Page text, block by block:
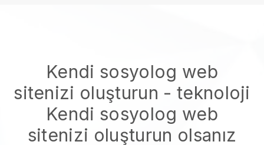
Kendi sosyolog web
sitenizi oluşturun - teknoloji
Kendi sosyolog web
sitenizi oluşturun olsanız